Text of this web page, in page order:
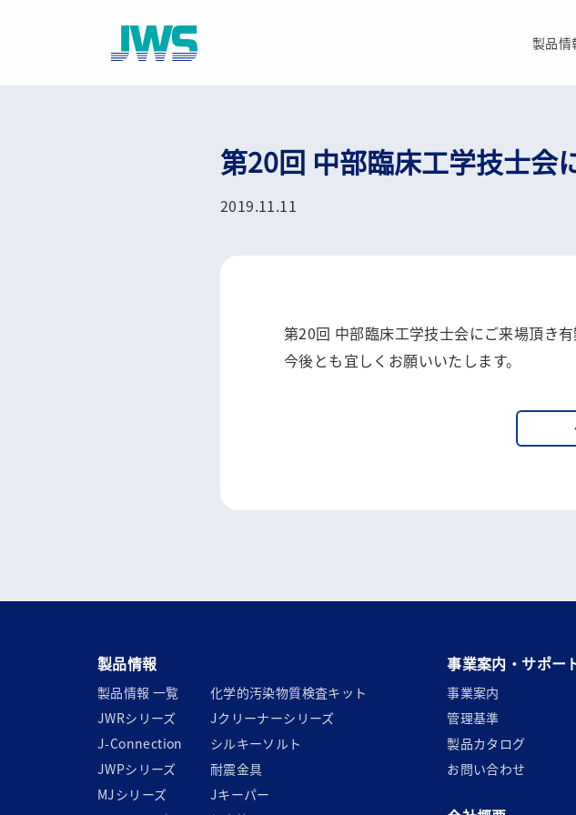
製品情
第20回 中部臨床工学技士会
2019.11.11
第20回 中部臨床工学技士会にご来場頂き有
今後とも宜しくお願いいたします。
製品情報
製品情報 一覧
JWRシリーズ
J-Connection
JWPシリーズ
MJシリーズ
化学的汚染物質検査キット
Jクリーナーシリーズ
シルキーソルト
耐震金具
Jキーパー
事業案内・サポー
事業案内
管理基準
製品カタログ
お問い合わせ